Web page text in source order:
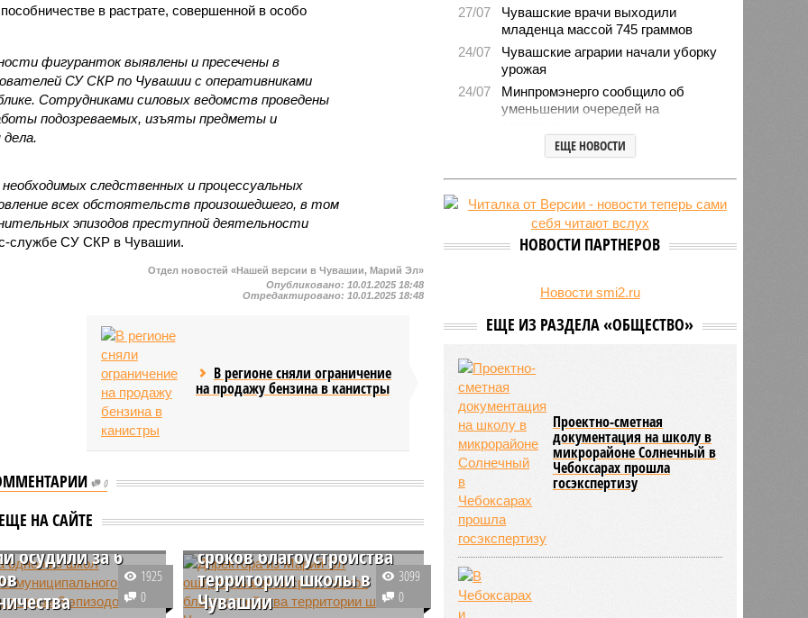
в растрате, совершенной в особо
фигуранток выявлены и пресечены в
СУ СКР по Чувашии с оперативниками
Сотрудниками силовых ведомств проведены
подозреваемых, изъяты предметы и
следственных и процессуальных
всех обстоятельств произошедшего, в том
эпизодов преступной деятельности
службе СУ СКР в Чувашии.
Отдел новостей «Нашей версии в Чувашии, Марий Эл»
Опубликовано: 10.01.2025 18:48
Отредактировано: 10.01.2025 18:48
В регионе сняли ограничение
на продажу бензина в канистры
0
ЕЩЕ НА САЙТЕ
одной из
округа
осудили за 6
1925
0
оштрафовали за срыв
сроков благоустройства
территории школы в
Чувашии
3099
0
27/07
Чувашские врачи выходили
младенца массой 745 граммов
24/07
Чувашские аграрии начали уборку
урожая
24/07
Минпромэнерго сообщило об
уменьшении очередей на
В Чувашии за 6 месяцев изъято
тысяч рублей за каждый сбитый
беспилотник
ЕЩЕ НОВОСТИ
НОВОСТИ ПАРТНЕРОВ
Новости smi2.ru
ЕЩЕ ИЗ РАЗДЕЛА «ОБЩЕСТВО»
Проектно-сметная
документация на школу в
микрорайоне Солнечный в
Чебоксарах прошла
госэкспертизу